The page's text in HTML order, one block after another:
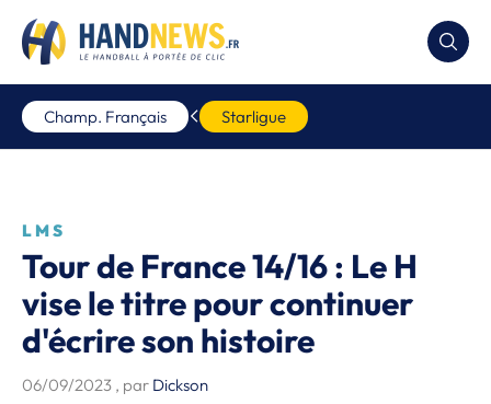
Champ. Français Starligue
LMS
Tour de France 14/16 : Le H
vise le titre pour continuer
d'écrire son histoire
06/09/2023 , par Dickson